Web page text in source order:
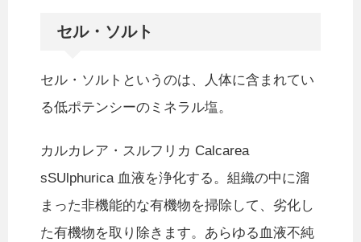
セル・ソルト
セル・ソルトというのは、人体に含まれてい
る低ポテンシーのミネラル塩。
カルカレア・スルフリカ Calcarea
sSUlphurica 血液を浄化する。組織の中に溜
まった非機能的な有機物を掃除して、劣化し
た有機物を取り除きます。あらゆる血液不純